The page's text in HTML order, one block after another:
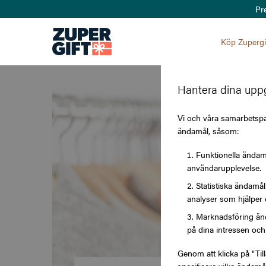
Hantera dina
Vi och våra
ändamål, såsom:
Funktionella
användarupplevelse.
Statistiska
analyser som
Marknadsföring
på dina intressen
Genom att klicka på
Köp
Zupergift -